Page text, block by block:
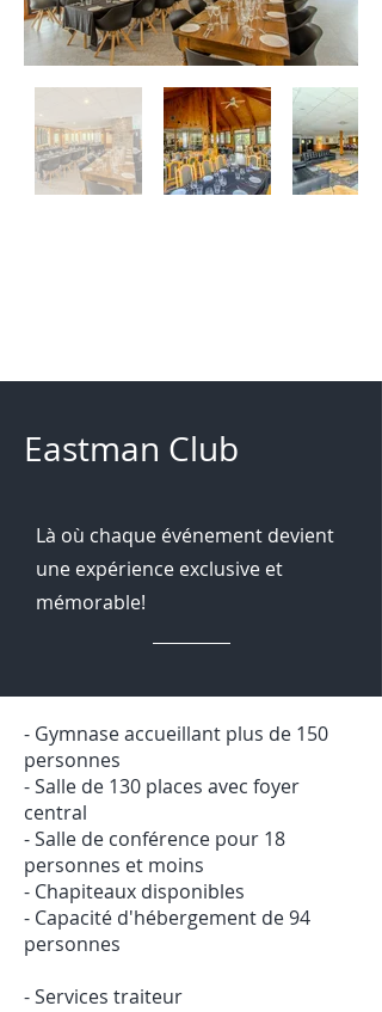
Eastman Club
Là où chaque événement devient
une expérience exclusive et
mémorable!
- Gymnase accueillant plus de 150
personnes
- Salle de 130 places avec foyer
central
- Salle de conférence pour 18
personnes et moins
- Chapiteaux disponibles
- Capacité d'hébergement de 94
personnes
- Services traiteur